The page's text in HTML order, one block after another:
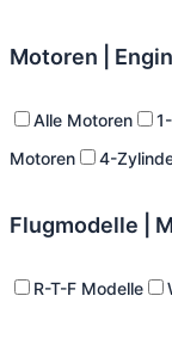
Motoren |
Alle Motoren
Motoren
4-
Flugmodelle |
R-T-F Modelle